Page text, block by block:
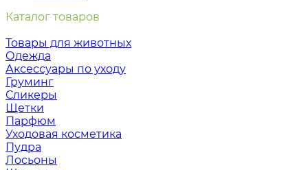
Каталог товаров
Товары для животных
Одежда
Аксессуары по уходу
Груминг
Сликеры
Щетки
Парфюм
Уходовая косметика
Пудра
Лосьоны